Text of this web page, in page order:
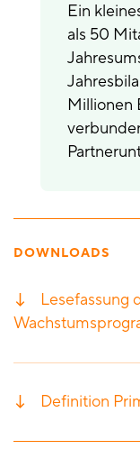
Ein
als 50
Millionen
DOWNLOADS
Lesefassung
Definition